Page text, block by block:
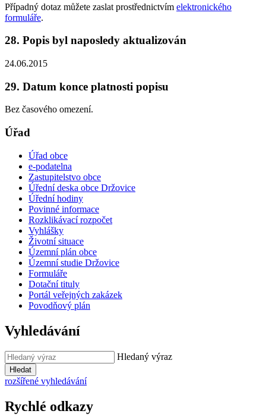
Případný dotaz můžete zaslat prostřednictvím elektronického
formuláře.
28. Popis byl naposledy aktualizován
24.06.2015
29. Datum konce platnosti popisu
Bez časového omezení.
Úřad
Úřad obce
e-podatelna
Zastupitelstvo obce
Úřední deska obce Držovice
Úřední hodiny
Povinné informace
Rozklikávací rozpočet
Vyhlášky
Životní situace
Územní plán obce
Územní studie Držovice
Formuláře
Dotační tituly
Portál veřejných zakázek
Povodňový plán
Vyhledávání
Hledaný výraz
Hledat
rozšířené vyhledávání
Rychlé odkazy